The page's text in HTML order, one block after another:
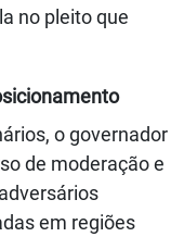
no pleito que
o governador
de moderação e
em regiões